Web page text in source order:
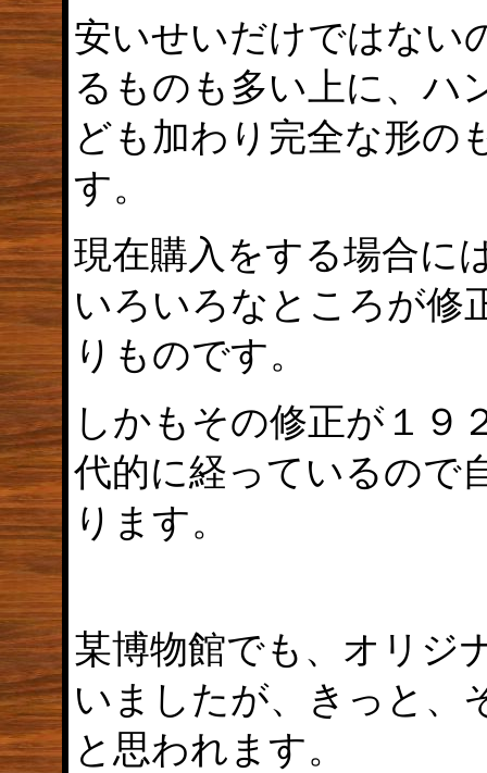
安いせいだけではない
るものも多い上に、ハ
ども加わり完全な形の
す。
現在購入をする場合に
いろいろなところが修
りものです。
しかもその修正が１９
代的に経っているので
ります。
某博物館でも、オリジ
いましたが、きっと、
と思われます。